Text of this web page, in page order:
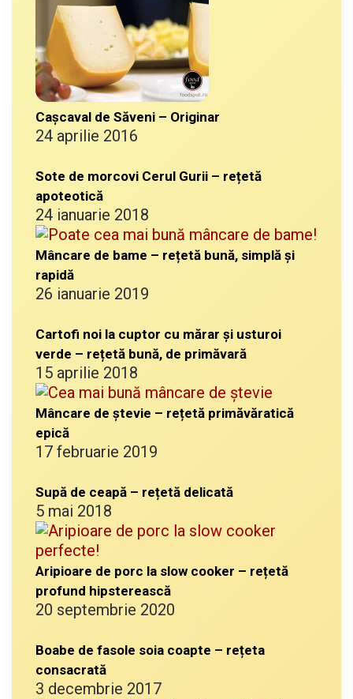
Cașcaval de Săveni – Originar
24 aprilie 2016
Sote de morcovi Cerul Gurii – rețetă
apoteotică
24 ianuarie 2018
Mâncare de bame – rețetă bună, simplă și
rapidă
26 ianuarie 2019
Cartofi noi la cuptor cu mărar și usturoi
verde – rețetă bună, de primăvară
15 aprilie 2018
Mâncare de ștevie – rețetă primăvăratică
epică
17 februarie 2019
Supă de ceapă – rețetă delicată
5 mai 2018
Aripioare de porc la slow cooker – rețetă
profund hipsterească
20 septembrie 2020
Boabe de fasole soia coapte – rețeta
consacrată
3 decembrie 2017